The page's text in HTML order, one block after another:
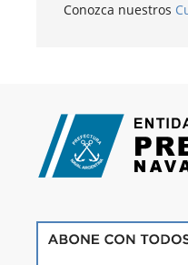
Conozca nuestros